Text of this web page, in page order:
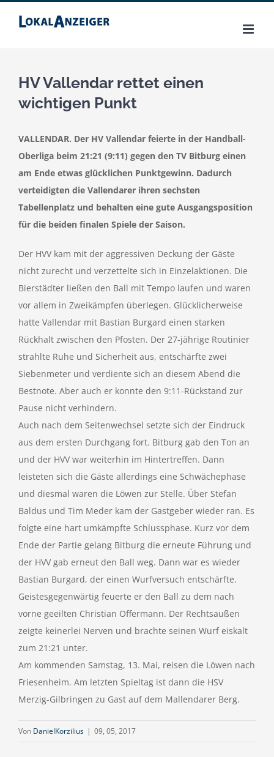
Inhalt
HV Vallendar rettet einen
wichtigen Punkt
VALLENDAR. Der HV Vallendar feierte in der Handball-
Oberliga beim 21:21 (9:11) gegen den TV Bitburg einen
am Ende etwas glücklichen Punktgewinn. Dadurch
verteidigten die Vallendarer ihren sechsten
Tabellenplatz und behalten eine gute Ausgangsposition
für die beiden finalen Spiele der Saison.
Der HVV kam mit der aggressiven Deckung der Gäste
nicht zurecht und verzettelte sich in Einzelaktionen. Die
Bierstädter ließen den Ball mit Tempo laufen und waren
vor allem in Zweikämpfen überlegen. Glücklicherweise
hatte Vallendar mit Bastian Burgard einen starken
Rückhalt zwischen den Pfosten. Der 27-jährige Routinier
strahlte Ruhe und Sicherheit aus, entschärfte zwei
Siebenmeter und verdiente sich an diesem Abend die
Bestnote. Aber auch er konnte den 9:11-Rückstand zur
Pause nicht verhindern.
Auch nach dem Seitenwechsel setzte sich der Eindruck
aus dem ersten Durchgang fort. Bitburg gab den Ton an
und der HVV war weiterhin im Hintertreffen. Dann
leisteten sich die Gäste allerdings eine Schwächephase
und diesmal waren die Löwen zur Stelle. Über Stefan
Baldus und Tim Meder kam der Gastgeber wieder ran. Es
folgte eine hart umkämpfte Schlussphase. Kurz vor dem
Ende der Partie gelang Bitburg die erneute Führung und
der HVV gab erneut den Ball weg. Dann war es wieder
Bastian Burgard, der einen Wurfversuch entschärfte.
Geistesgegenwärtig feuerte er den Ball zu dem nach
vorne geeilten Christian Offermann. Der Rechtsaußen
zeigte keinerlei Nerven und brachte seinen Wurf eiskalt
zum 21:21 unter.
Am kommenden Samstag, 13. Mai, reisen die Löwen nach
Friesenheim. Am letzten Spieltag ist dann die HSV
Merzig-Gilbringen zu Gast auf dem Mallendarer Berg.
Von DanielKorzilius | 09, 05, 2017